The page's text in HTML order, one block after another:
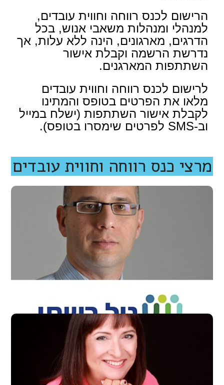
הרישום לכנס רווחה וחווית עובדים,
למנהלי ומנהלות משאבי אנוש, בכל
הדרגים, מארגונים, הינה ללא עלות, אך
נדרשת הרשמה וקבלת אישור
השתתפות המארגנים.
לרישום לכנס רווחה וחווית עובדים
מלאו את הפרטים בטופס והמתינו
לקבלת אישור השתתפות (ישלח במייל
וב-SMS לפרטים שימסרו בטופס).
מרצי כנס רווחה וחווית עובדים
גיל רשתי
גיל רשתי – אסטרטגיית תגמול מחברת
אורנה ברקת